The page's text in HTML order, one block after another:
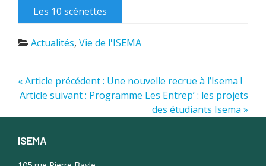
Les 10 scénettes
Actualités, Vie de l'ISEMA
« Article précédent : Une nouvelle recrue à l’Isema !
Article suivant : Programme Les Entrep’ : les projets
des étudiants Isema »
Footer
ISEMA